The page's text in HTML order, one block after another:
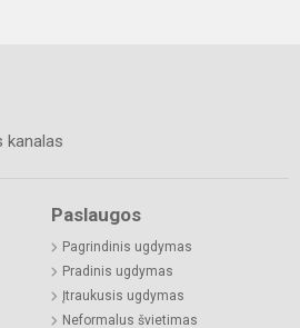
kanalas
Paslaugos
Pagrindinis ugdymas
Pradinis ugdymas
Įtraukusis ugdymas
Neformalus švietimas